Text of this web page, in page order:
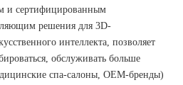
и сертифицированным
решения для 3D-
интеллекта, позволяет
обслуживать больше
спа-салоны, OEM-бренды)